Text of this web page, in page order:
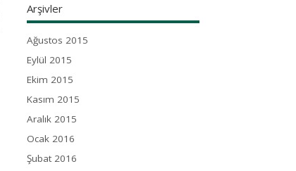
Arşivler
Ağustos 2015
Eylül 2015
Ekim 2015
Kasım 2015
Aralık 2015
Ocak 2016
Şubat 2016